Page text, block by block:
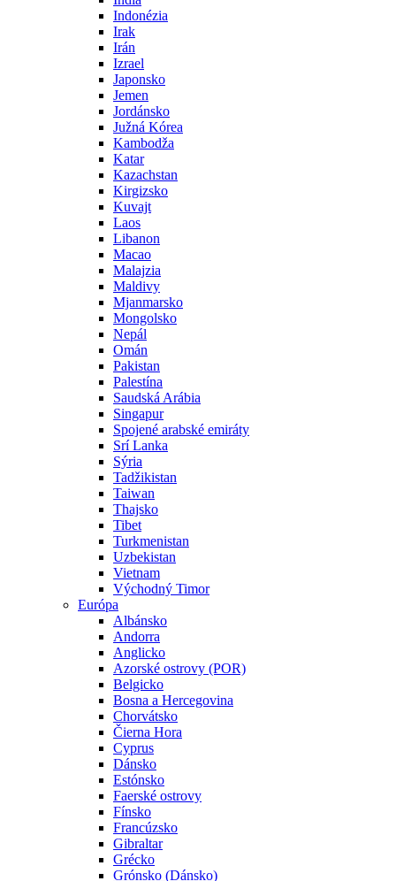
Indonézia
Irak
Irán
Izrael
Japonsko
Jemen
Jordánsko
Južná Kórea
Kambodža
Katar
Kazachstan
Kirgizsko
Kuvajt
Laos
Libanon
Macao
Malajzia
Maldivy
Mjanmarsko
Mongolsko
Nepál
Omán
Pakistan
Palestína
Saudská Arábia
Singapur
Spojené arabské emiráty
Srí Lanka
Sýria
Tadžikistan
Taiwan
Thajsko
Tibet
Turkmenistan
Uzbekistan
Vietnam
Východný Timor
Európa
Albánsko
Andorra
Anglicko
Azorské ostrovy (POR)
Belgicko
Bosna a Hercegovina
Chorvátsko
Čierna Hora
Cyprus
Dánsko
Estónsko
Faerské ostrovy
Fínsko
Francúzsko
Gibraltar
Grécko
Grónsko (Dánsko)